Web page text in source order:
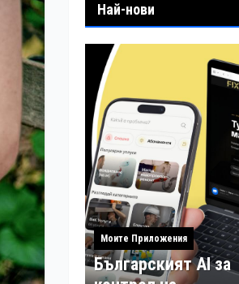
Най-нови
Моите Приложения
Българският AI за